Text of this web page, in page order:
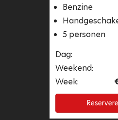
Benzine
5 personen
Dag:
Weekend:
Week: